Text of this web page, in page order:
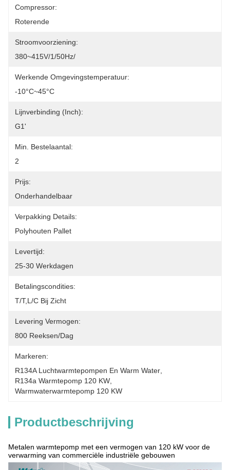
Compressor:
Roterende
Stroomvoorziening:
380~415V/1/50Hz/
Werkende Omgevingstemperatuur:
-10°C~45°C
Lijnverbinding (inch):
G1'
Min. Bestelaantal:
2
Prijs:
Onderhandelbaar
Verpakking Details:
Polyhouten Pallet
Levertijd:
25-30 Werkdagen
Betalingscondities:
T/T,L/C Bij Zicht
Levering Vermogen:
800 Reeksen/dag
Markeren:
R134A Luchtwarmtepompen En Warm Water
R134a Warmtepomp 120 KW
Warmwaterwarmtepomp 120 KW
Productbeschrijving
Metalen warmtepomp met een vermogen van 120 kW voor de
verwarming van commerciële industriële gebouwen